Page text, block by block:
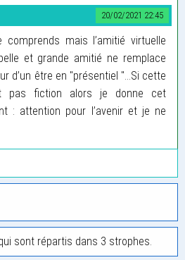
20/02/2021 22:45
comprends mais l’amitié virtuelle
et grande amitié ne remplace
d’un être en "présentiel "...Si cette
pas fiction alors je donne cet
: attention pour l’avenir et je ne
sont répartis dans 3 strophes.